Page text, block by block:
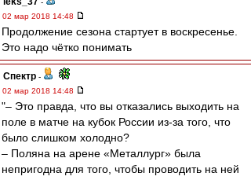
-
02 мар 2018 14:48
Продолжение сезона стартует в воскресенье.
Это надо чётко понимать
Спектр -
02 мар 2018 14:48
"– Это правда, что вы отказались выходить на
поле в матче на кубок России из-за того, что
было слишком холодно?
– Поляна на арене «Металлург» была
непригодна для того, чтобы проводить на ней